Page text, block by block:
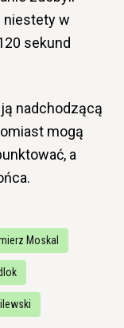
niestety w
sekund
nadchodzącą
mogą
a
Moskal